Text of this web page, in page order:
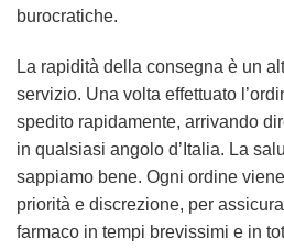
burocratiche.
La rapidità della consegna è un
servizio. Una volta effettuato
spedito rapidamente, arrivando
in qualsiasi angolo d’Italia. La
sappiamo bene. Ogni ordine
priorità e discrezione, per
farmaco in tempi brevissimi e in